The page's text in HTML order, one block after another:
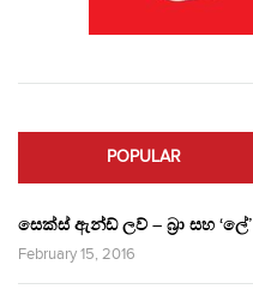
POPULAR
සෙක්ස් ඇන්ඩ් ලව් – බ්‍රා සහ ‘ලේ’
February 15, 2016